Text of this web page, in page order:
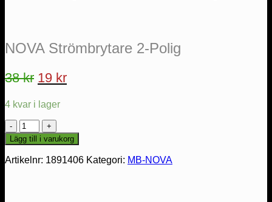
NOVA Strömbrytare 2-Polig
38kr Det
priset
var:
38 kr.
19 krDet
19 kr.
4 kvar i lager
NOVA
Strömbrytare
2-
Polig
Lägg till i varukorg
Artikelnr: 1891406 Kategori: MB-NOVA